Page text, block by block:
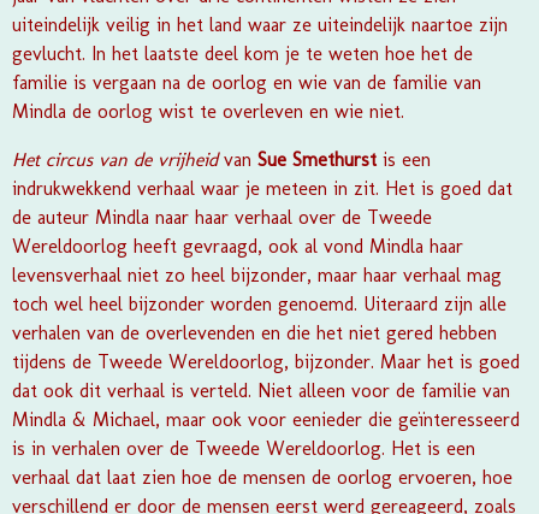
uiteindelijk veilig in het land waar ze uiteindelijk naartoe zijn
gevlucht. In het laatste deel kom je te weten hoe het de
familie is vergaan na de oorlog en wie van de familie van
Mindla de oorlog wist te overleven en wie niet.
Het circus van de vrijheidvan Sue Smethurst is een
indrukwekkend verhaal waar je meteen in zit. Het is goed dat
de auteur Mindla naar haar verhaal over de Tweede
Wereldoorlog heeft gevraagd, ook al vond Mindla haar
levensverhaal niet zo heel bijzonder, maar haar verhaal mag
toch wel heel bijzonder worden genoemd. Uiteraard zijn alle
verhalen van de overlevenden en die het niet gered hebben
tijdens de Tweede Wereldoorlog, bijzonder. Maar het is goed
dat ook dit verhaal is verteld. Niet alleen voor de familie van
Mindla & Michael, maar ook voor eenieder die geïnteresseerd
is in verhalen over de Tweede Wereldoorlog. Het is een
verhaal dat laat zien hoe de mensen de oorlog ervoeren, hoe
verschillend er door de mensen eerst werd gereageerd, zoals